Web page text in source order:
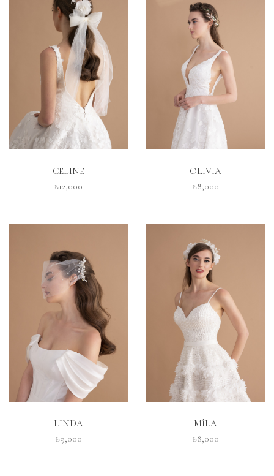
CELINE
₺12,000
OLIVIA
₺8,000
LINDA
₺9,000
MİLA
₺8,000